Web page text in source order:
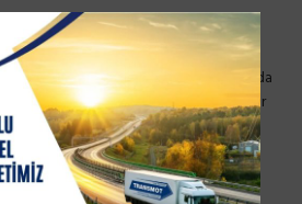
Muş, şunları kaydetti:
milyar dolarlık ihracat yapıyordu. 1990’da
yapıyordu. Dün bir günde 1,5 milyar
çok çalışacağız, daha çok üreteceğiz,
başarı sürecek, Türkiye büyüyecek.”